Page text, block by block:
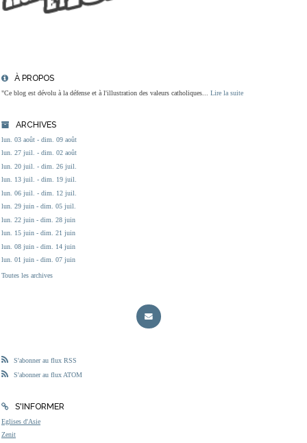
À PROPOS
"Ce blog est dévolu à la défense et à l'illustration des valeurs catholiques... Lire la suite
ARCHIVES
lun. 03 août - dim. 09 août
lun. 27 juil. - dim. 02 août
lun. 20 juil. - dim. 26 juil.
lun. 13 juil. - dim. 19 juil.
lun. 06 juil. - dim. 12 juil.
lun. 29 juin - dim. 05 juil.
lun. 22 juin - dim. 28 juin
lun. 15 juin - dim. 21 juin
lun. 08 juin - dim. 14 juin
lun. 01 juin - dim. 07 juin
Toutes les archives
S'abonner au flux RSS
S'abonner au flux ATOM
S'INFORMER
Eglises d'Asie
Zenit